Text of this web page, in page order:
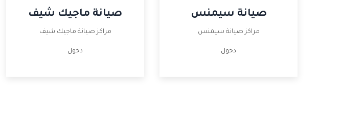
صيانة سيمنس
مراكز صيانة سيمنس
دخول
صيانة ماجيك شيف
مراكز صيانة ماجيك شيف
دخول